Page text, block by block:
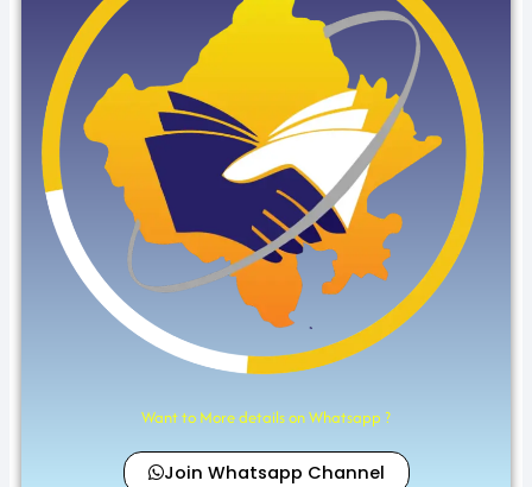
Want to More details on Whatsapp ?
Join Whatsapp Channel